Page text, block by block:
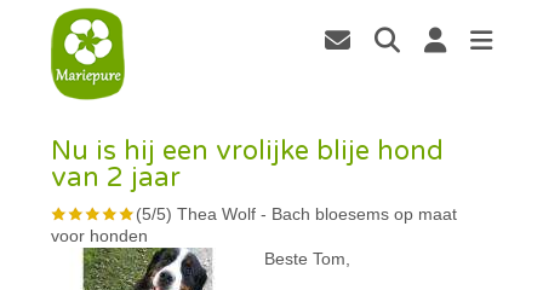
Nu is hij een vrolijke blije hond
van 2 jaar
(5/5)Thea Wolf - Bach bloesems op maat
voor honden
Beste Tom,